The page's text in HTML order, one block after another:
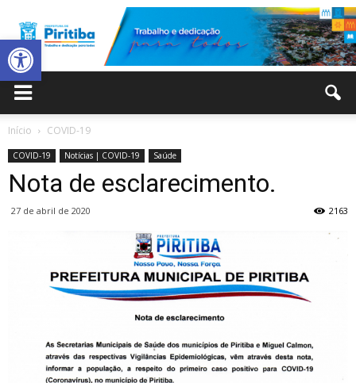
Abrir a barra de ferramentas
Municipal
de
Piritiba
Início COVID-19
COVID-19 Notícias | COVID-19 Saúde
Nota de esclarecimento.
27 de abril de 2020 2163